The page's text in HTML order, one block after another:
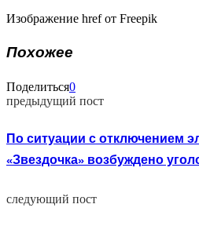
Изображение href от Freepik
Похожее
Поделиться0
предыдущий пост
По ситуации с отключением
«Звездочка» возбуждено
следующий пост